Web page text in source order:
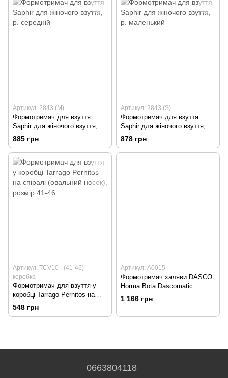
Артикул: 2843 (M)
Формотримач для взуття
Saphir для жіночого взуття, р.
середній
885 грн
Артикул: 2843 (S)
Формотримач для взуття
Saphir для жіночого взуття, р.
маленький
878 грн
Артикул: TCV10 - (41-46)
коробка
Формотримач для взуття у
коробці Tarrago Pernitos на
спіралі (овальний носок),
розмір 41-46
548 грн
Артикул: А0015
Формотримач халяви DASCO
Horma Bota Dascomatic
1 166 грн
0663804118